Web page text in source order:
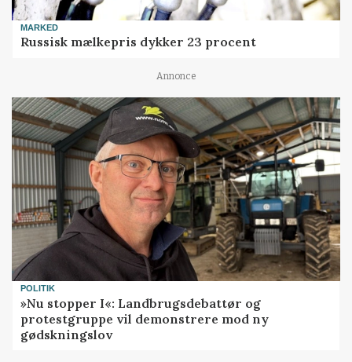
MARKED
Russisk mælkepris dykker 23 procent
Annonce
POLITIK
»Nu stopper I«: Landbrugsdebattør og
protestgruppe vil demonstrere mod ny
gødskningslov